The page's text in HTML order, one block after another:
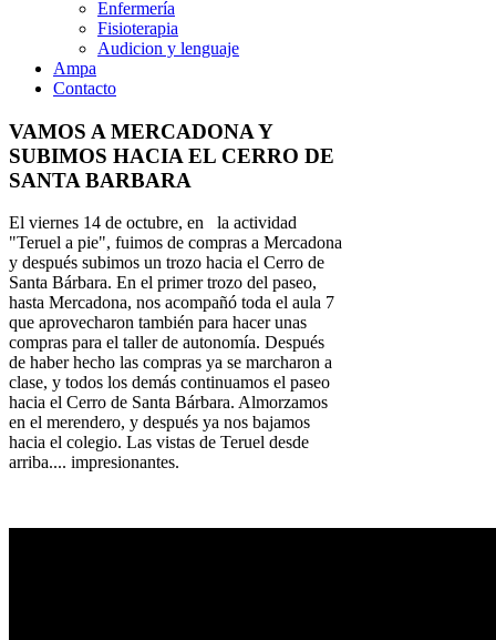
Enfermería
Fisioterapia
Audicion y lenguaje
Ampa
Contacto
VAMOS A MERCADONA Y
SUBIMOS HACIA EL CERRO DE
SANTA BARBARA
El viernes 14 de octubre, en la actividad
"Teruel a pie", fuimos de compras a Mercadona
y después subimos un trozo hacia el Cerro de
Santa Bárbara. En el primer trozo del paseo,
hasta Mercadona, nos acompañó toda el aula 7
que aprovecharon también para hacer unas
compras para el taller de autonomía. Después
de haber hecho las compras ya se marcharon a
clase, y todos los demás continuamos el paseo
hacia el Cerro de Santa Bárbara. Almorzamos
en el merendero, y después ya nos bajamos
hacia el colegio. Las vistas de Teruel desde
arriba.... impresionantes.